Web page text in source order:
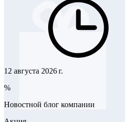
12 августа 2026 г.
%
Новостной блог компании